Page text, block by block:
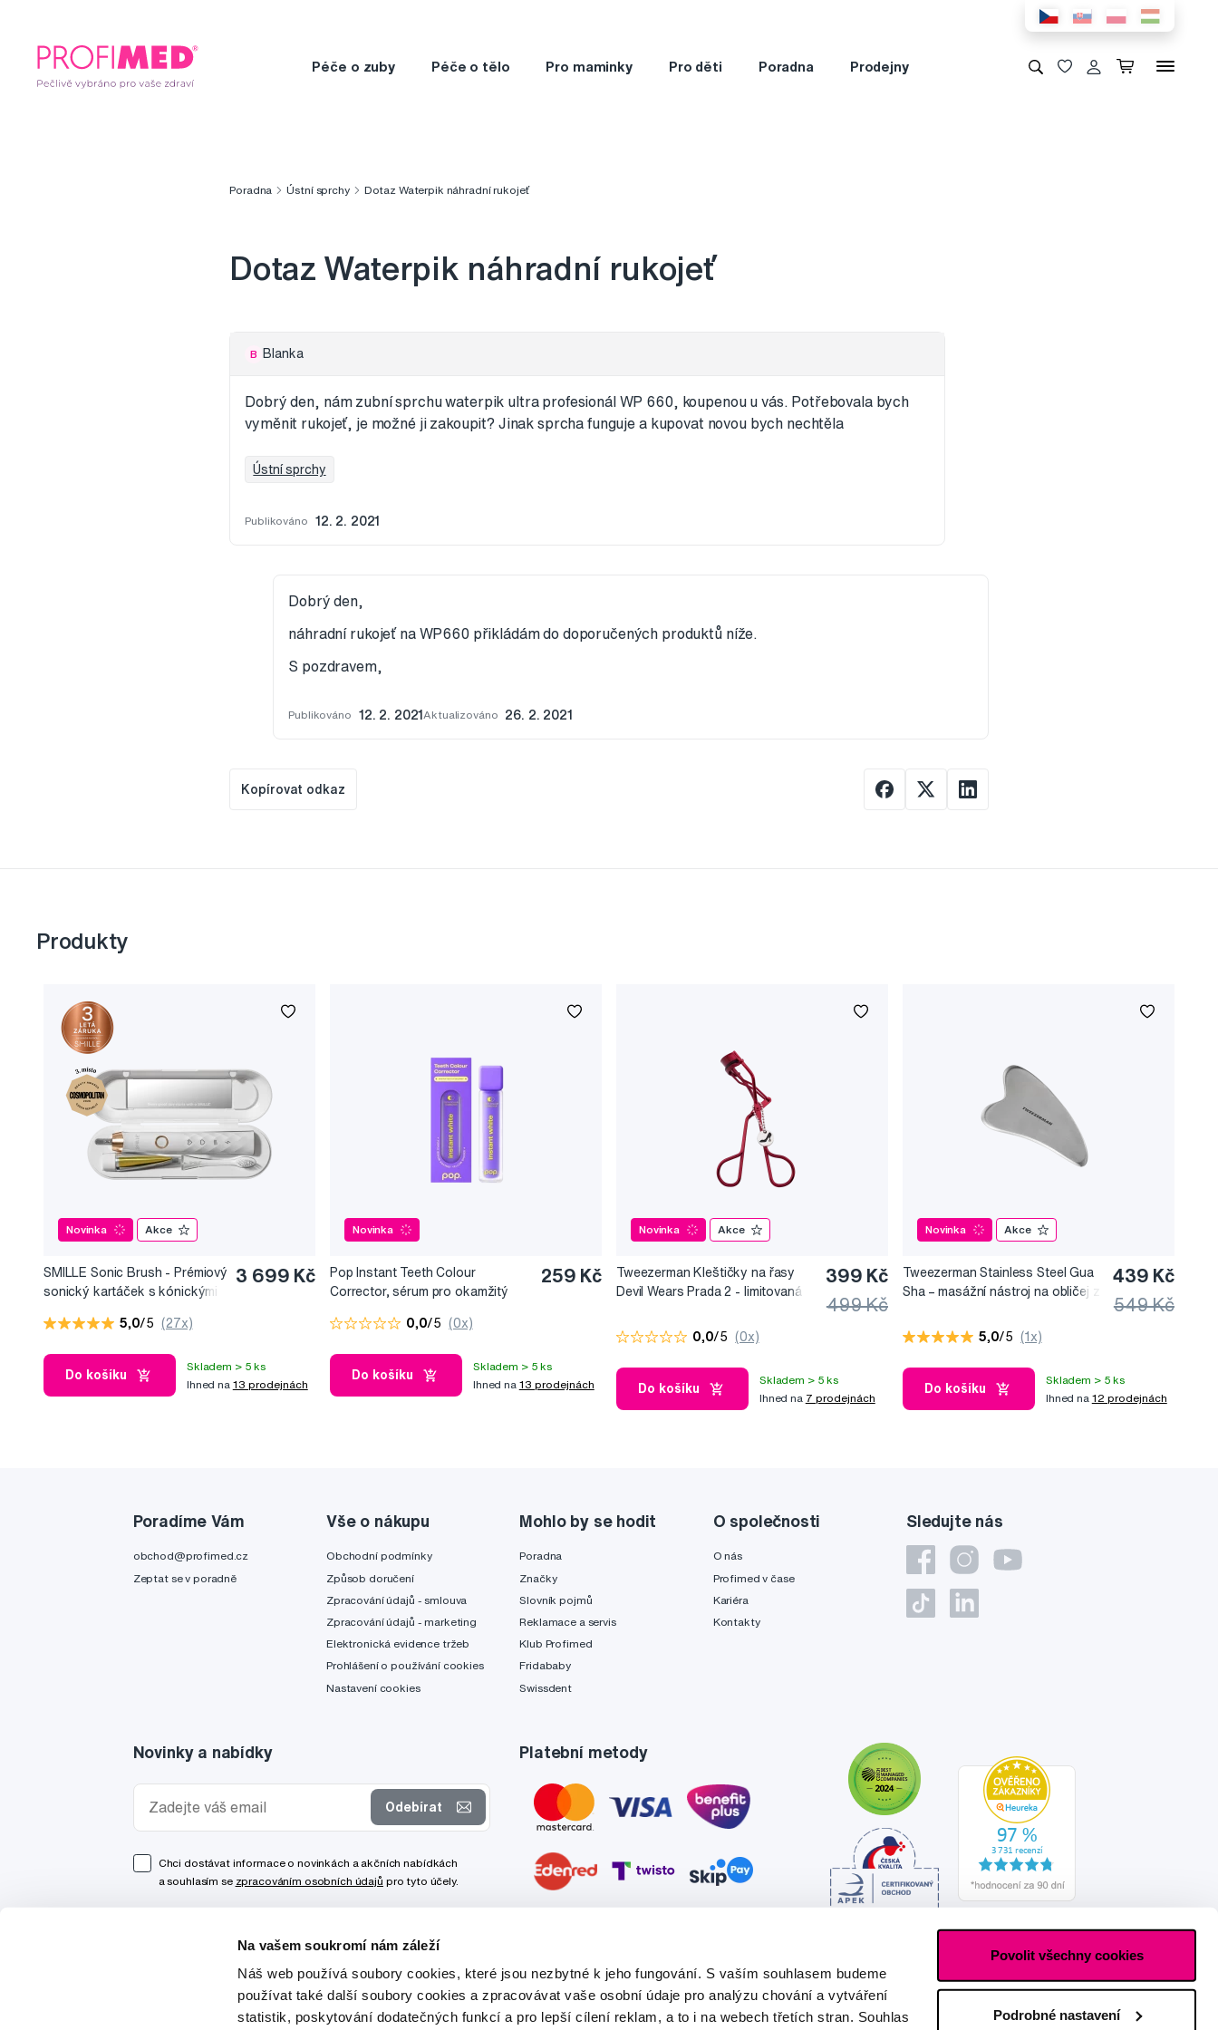
Na vašem soukromí nám záleží
Náš web používá soubory cookies, které jsou nezbytné k jeho fungování. S vaším souhlasem budeme
používat také další soubory cookies a zpracovávat vaše osobní údaje pro analýzu chování a vytváření
statistik, poskytování dodatečných funkcí a pro lepší cílení reklam, a to i na webech třetích stran. Souhlas
Povolit všechny cookies
Podrobné nastavení
Péče o zuby Péče o tělo Pro maminky Pro děti Poradna Prodejny
Poradna Ústní sprchy Dotaz Waterpik náhradní rukojeť
Dotaz Waterpik náhradní rukojeť
B Blanka
Dobrý den, nám zubní sprchu waterpik ultra profesionál WP 660, koupenou u vás. Potřebovala bych
vyměnit rukojeť, je možné ji zakoupit? Jinak sprcha funguje a kupovat novou bych nechtěla
Ústní sprchy
Publikováno 12. 2. 2021
Dobrý den,
náhradní rukojeť na WP660 přikládám do doporučených produktů níže.
S pozdravem,
Publikováno 12. 2. 2021Aktualizováno 26. 2. 2021
Kopírovat odkaz
Produkty
Novinka Akce
SMILLE Sonic Brush - Prémiový
sonický kartáček s kónickými
3 699 Kč
5,0/5 (27x)
Do košíku
Skladem > 5 ks
Ihned na 13 prodejnách
Novinka
Pop Instant Teeth Colour
Corrector, sérum pro okamžitý
259 Kč
0,0/5 (0x)
Do košíku
Skladem > 5 ks
Ihned na 13 prodejnách
Novinka Akce
Tweezerman Kleštičky na řasy
Devil Wears Prada 2 - limitovaná
399 Kč
499 Kč
0,0/5 (0x)
Do košíku
Skladem > 5 ks
Ihned na 7 prodejnách
Novinka Akce
Tweezerman Stainless Steel Gua
Sha –⁠⁠⁠⁠⁠⁠ masážní nástroj na obličej z
439 Kč
549 Kč
5,0/5 (1x)
Do košíku
Skladem > 5 ks
Ihned na 12 prodejnách
Sledujte nás
Poradíme Vám
obchod@profimed.cz
Zeptat se v poradně
Vše o nákupu
Obchodní podmínky
Způsob doručení
Zpracování údajů - smlouva
Zpracování údajů - marketing
Elektronická evidence tržeb
Prohlášení o používání cookies
Nastavení cookies
Mohlo by se hodit
Poradna
Značky
Slovník pojmů
Reklamace a servis
Klub Profimed
Fridababy
Swissdent
O společnosti
O nás
Profimed v čase
Kariéra
Kontakty
Novinky a nabídky
Odebírat
Chci dostávat informace o novinkách a akčních nabídkách
a souhlasím se zpracováním osobních údajů pro tyto účely.
Platební metody